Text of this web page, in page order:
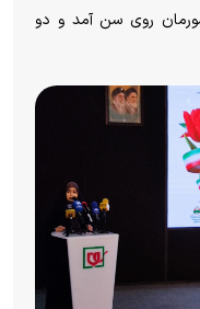
روی سن آمد و دو